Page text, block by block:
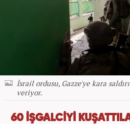
İsrail ordusu, Gazze'ye kara
veriyor.
60 İŞGALCİYİ